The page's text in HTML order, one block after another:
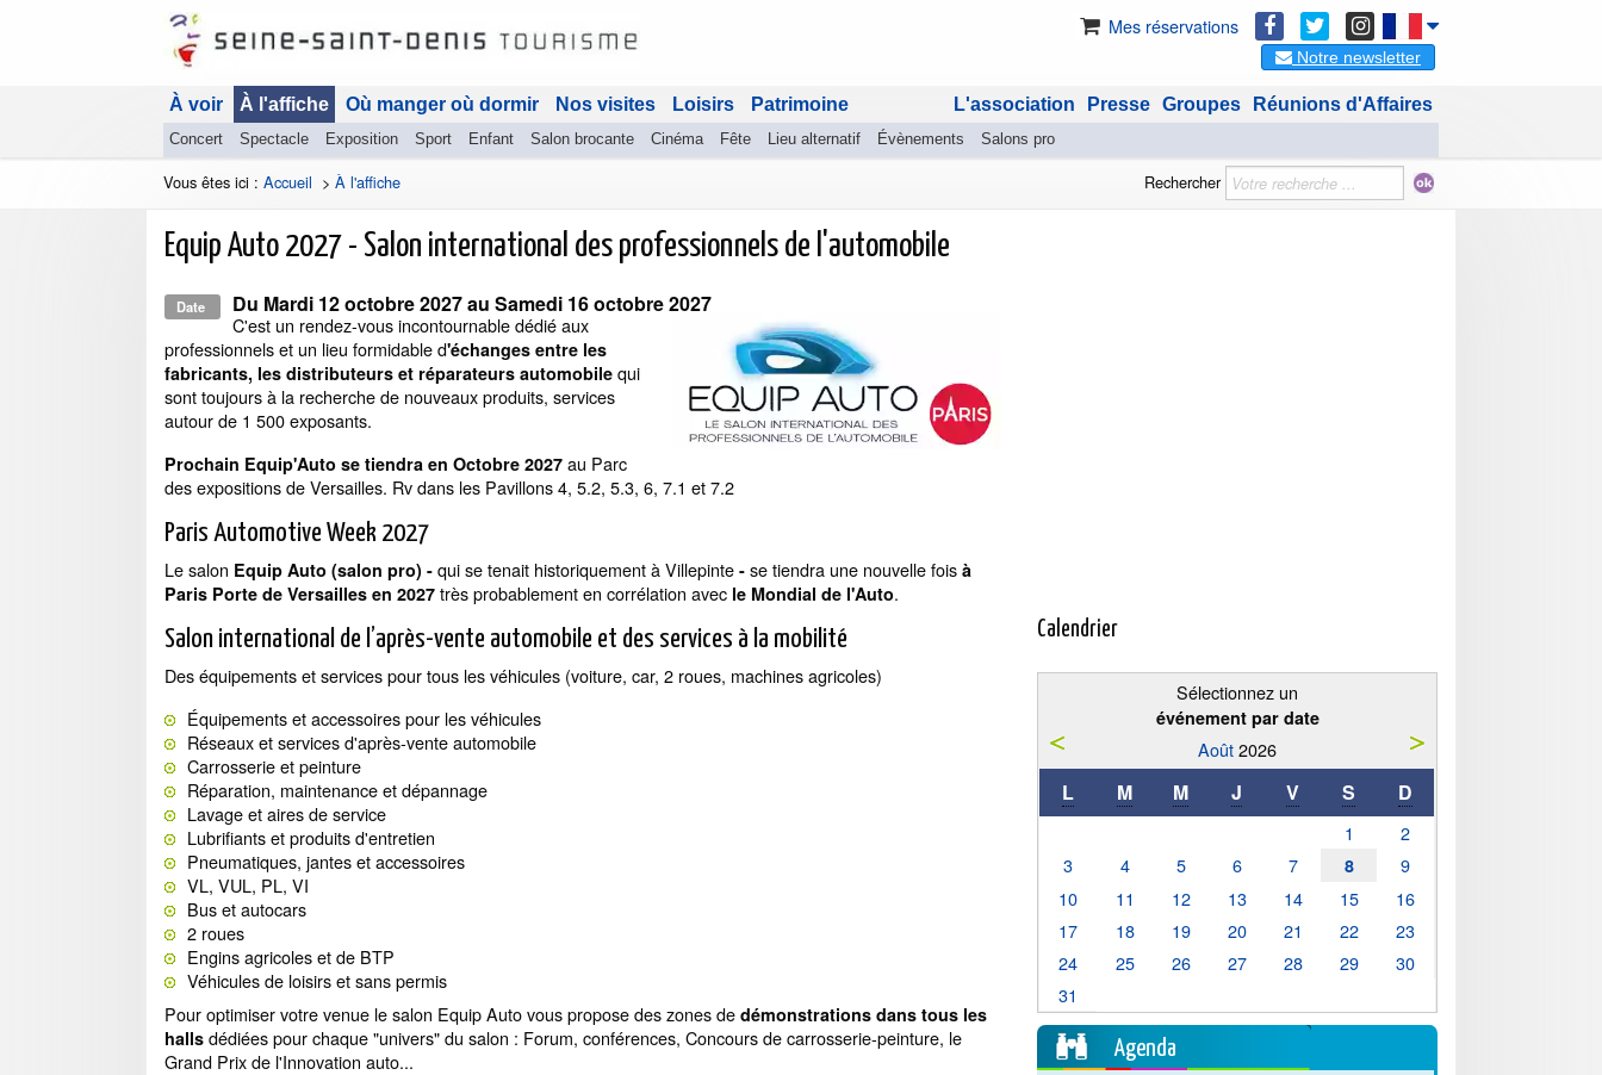
Mes réservations
Notre newsletter
À voir À l'affiche
Concert Spectacle Exposition Sport Enfant Salon brocante Cinéma Fête Lieu alternatif Évènements Salons pro
Où manger où dormir Nos visites Loisirs Patrimoine Réunions d'Affaires
Groupes
Presse
L'association
Vous êtes ici : Accueil > À l'affiche Rechercher
Equip Auto 2027 - Salon international des professionnels de l'automobile
Date Du Mardi 12 octobre 2027au Samedi 16 octobre 2027
C'est un rendez-vous incontournable dédié aux
professionnels et un lieu formidable d'échanges entre les
fabricants, les distributeurs et réparateurs automobile qui
sont toujours à la recherche de nouveaux produits, services
autour de 1 500 exposants.
Prochain Equip'Auto se tiendra en Octobre 2027 au Parc
des expositions de Versailles. Rv dans les Pavillons 4, 5.2, 5.3, 6, 7.1 et 7.2
Paris Automotive Week 2027
Le salon Equip Auto (salon pro) - qui se tenait historiquement à Villepinte - se tiendra une nouvelle fois à
Paris Porte de Versailles en 2027 très probablement en corrélation avec le Mondial de l'Auto.
Salon international de l’après-vente automobile et des services à la mobilité
Des équipements et services pour tous les véhicules (voiture, car, 2 roues, machines agricoles)
Équipements et accessoires pour les véhicules
Réseaux et services d'après-vente automobile
Carrosserie et peinture
Réparation, maintenance et dépannage
Lavage et aires de service
Lubrifiants et produits d'entretien
Pneumatiques, jantes et accessoires
VL, VUL, PL, VI
Bus et autocars
2 roues
Engins agricoles et de BTP
Véhicules de loisirs et sans permis
Pour optimiser votre venue le salon Equip Auto vous propose des zones de démonstrations dans tous les
halls dédiées pour chaque "univers" du salon : Forum, conférences, Concours de carrosserie-peinture, le
Grand Prix de l'Innovation auto...
Calendrier
Sélectionnez un
événement par date
Août2026
L M M J V S D
1
2
3
4 5 6 7 8
9
10
11 12 13 14 15
16
17
18 19 20 21 22
23
24
25 26 27 28 29
30
31
Agenda